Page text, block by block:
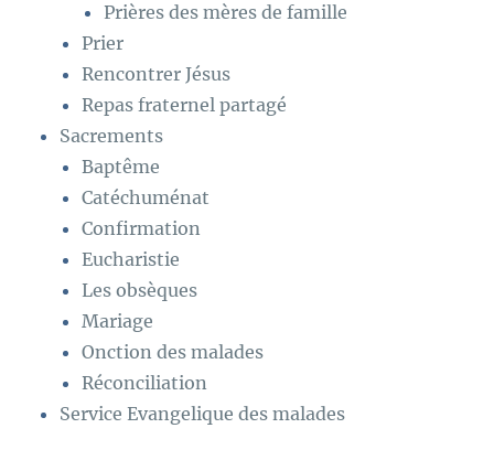
Prières des mères de famille
Prier
Rencontrer Jésus
Repas fraternel partagé
Sacrements
Baptême
Catéchuménat
Confirmation
Eucharistie
Les obsèques
Mariage
Onction des malades
Réconciliation
Service Evangelique des malades